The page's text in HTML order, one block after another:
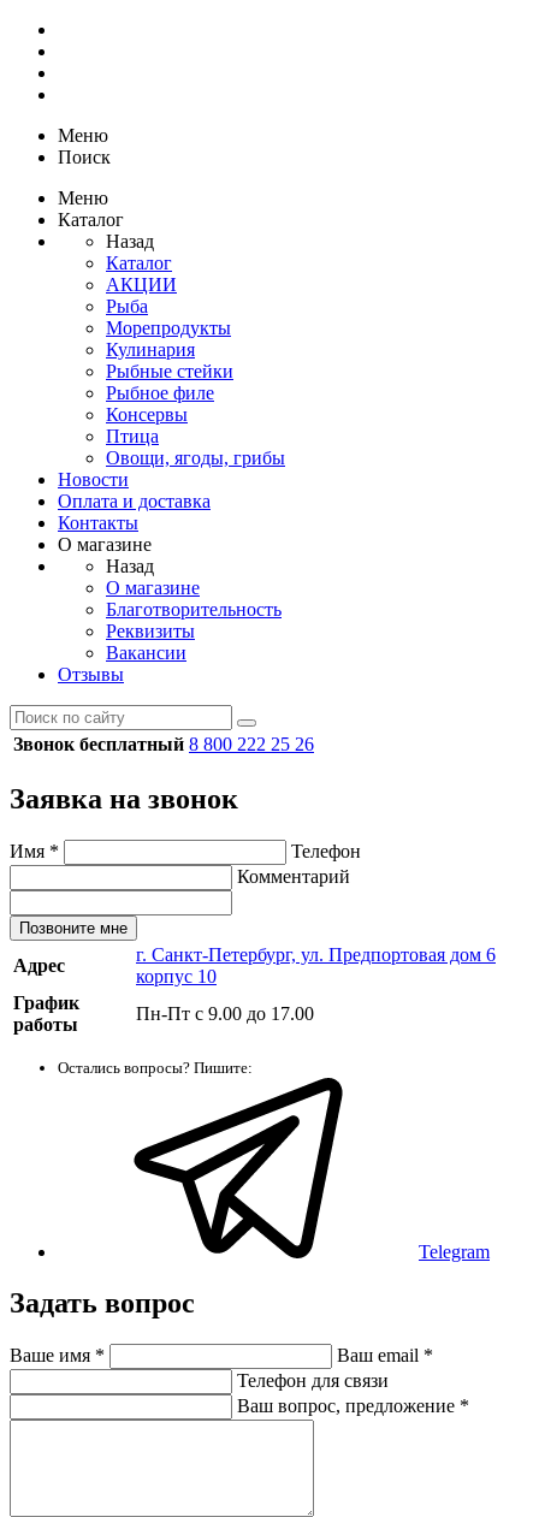
Меню
Поиск
Меню
Каталог
Назад
Каталог
АКЦИИ
Рыба
Морепродукты
Кулинария
Рыбные стейки
Рыбное филе
Консервы
Птица
Овощи, ягоды, грибы
Новости
Оплата и доставка
Контакты
О магазине
Назад
О магазине
Благотворительность
Реквизиты
Вакансии
Отзывы
Звонок бесплатный 8 800 222 25 26
Заявка на звонок
Имя *
Телефон
Комментарий
Позвоните мне
Адрес
г. Санкт-Петербург, ул. Предпортовая дом 6
корпус 10
График
работы
Пн-Пт с 9.00 до 17.00
Остались вопросы? Пишите:
Telegram
Задать вопрос
Ваше имя * Ваш email *
Телефон для связи
Ваш вопрос, предложение *